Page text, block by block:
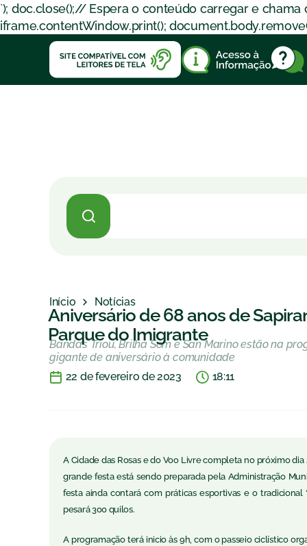
`); doc.close();// Espera o conteúdo carregar e
iframe.contentWindow.print();
Início Notícias
Aniversário de 68 anos de
Parque do Imigrante
Bandas Triou, Brilha Som e San Marino estão na
gigante de aniversário à comunidade
22 de fevereiro de 2023
18:11
A Cidade das Rosas e do Voo Livre completa no próximo
grande festa está sendo preparada pela Administração
festa ainda contará com práticas esportivas e o
pesará 300 quilos.
A programação terá inicio às 9h, com o passeio ciclístico